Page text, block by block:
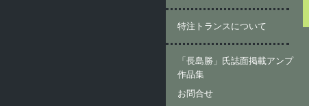
特注トランスについて
「長島勝」氏誌面掲載アンプ
作品集
お問合せ